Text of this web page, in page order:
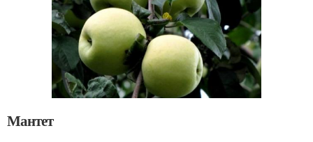
Мантет